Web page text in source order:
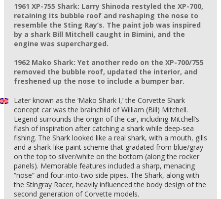
1961 XP-755 Shark: Larry Shinoda restyled the XP-700,
retaining its bubble roof and reshaping the nose to
resemble the Sting Ray’s. The paint job was inspired
by a shark Bill Mitchell caught in Bimini, and the
engine was supercharged.
1962 Mako Shark: Yet another redo on the XP-700/755
removed the bubble roof, updated the interior, and
freshened up the nose to include a bumper bar.
Later known as the ‘Mako Shark I,’ the Corvette Shark
concept car was the brainchild of William (Bill) Mitchell.
Legend surrounds the origin of the car, including Mitchell’s
flash of inspiration after catching a shark while deep-sea
fishing. The Shark looked like a real shark, with a mouth, gills
and a shark-like paint scheme that gradated from blue/gray
on the top to silver/white on the bottom (along the rocker
panels). Memorable features included a sharp, menacing
“nose” and four-into-two side pipes. The Shark, along with
the Stingray Racer, heavily influenced the body design of the
second generation of Corvette models.